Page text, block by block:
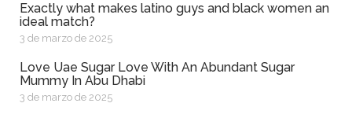
exactly what makes latino guys and black women an
ideal match?
3 de marzo de 2025
Love Uae Sugar Love With An Abundant Sugar
Mummy In Abu Dhabi
3 de marzo de 2025